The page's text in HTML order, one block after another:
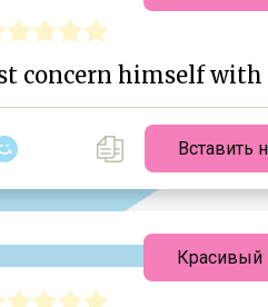
concern himself with
Вставить